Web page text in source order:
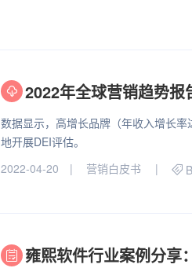
2022年全球营销趋势报
数据显示，高增长品牌（年收入增长
地开展DEI评估。
2022-04-20
营销白皮书
雍熙软件行业案例分享